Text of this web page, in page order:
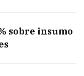
sobre insumo